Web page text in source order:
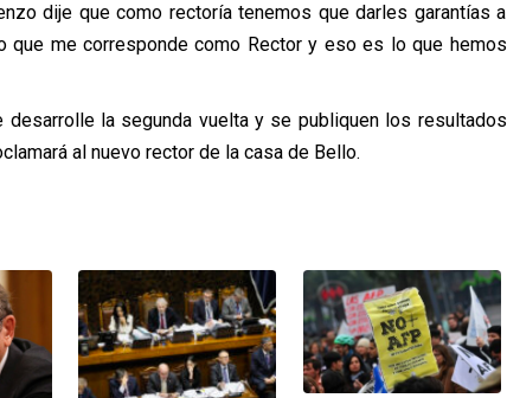
dije que como rectoría tenemos que darles garantías a
me corresponde como Rector y eso es lo que hemos
la segunda vuelta y se publiquen los resultados
al nuevo rector de la casa de Bello.